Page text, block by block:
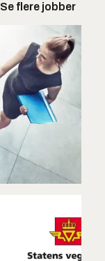
Se flere jobber